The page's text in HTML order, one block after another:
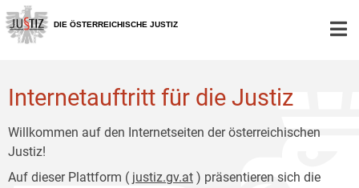
Zur
Hauptnavigation
[1]
Zum
Inhalt
[2]
DIE ÖSTERREICHISCHE JUSTIZ
Internetauftritt für die Justiz
Willkommen auf den Internetseiten der österreichischen
Justiz!
Auf dieser Plattform ( justiz.gv.at ) präsentieren sich die